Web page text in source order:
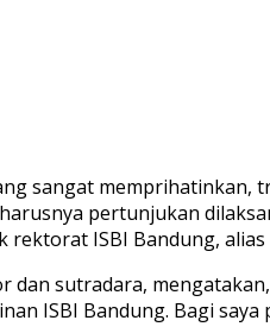
sangat memprihatinkan,
pertunjukan
rektorat ISBI Bandung,
dan sutradara,
ISBI Bandung. Bagi